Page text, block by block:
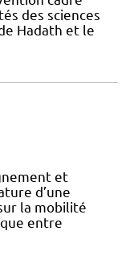
des sciences
Hadath et le
et
d’une
la mobilité
entre